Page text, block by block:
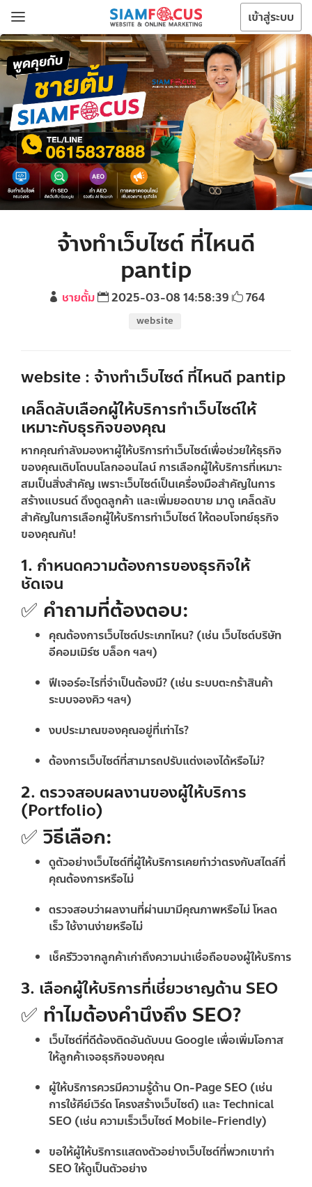
เข้าสู่ระบบ
จ้างทําเว็บไซต์ ที่ไหนดี
pantip
ชายตั้ม 2025-03-08 14:58:39 764
website
website : จ้างทําเว็บไซต์ ที่ไหนดี pantip
เคล็ดลับเลือกผู้ให้บริการทำเว็บไซต์ให้
เหมาะกับธุรกิจของคุณ
หากคุณกำลังมองหาผู้ให้บริการทำเว็บไซต์เพื่อช่วยให้ธุรกิจ
ของคุณเติบโตบนโลกออนไลน์การเลือกผู้ให้บริการที่เหมาะ
สมเป็นสิ่งสำคัญ เพราะเว็บไซต์เป็นเครื่องมือสำคัญในการ
สร้างแบรนด์ ดึงดูดลูกค้า และเพิ่มยอดขาย มาดู เคล็ดลับ
สำคัญในการเลือกผู้ให้บริการทำเว็บไซต์ให้ตอบโจทย์ธุรกิจ
ของคุณกัน!
1. กำหนดความต้องการของธุรกิจให้
ชัดเจน
✅ คำถามที่ต้องตอบ:
คุณต้องการเว็บไซต์ประเภทไหน? (เช่น เว็บไซต์บริษัท
อีคอมเมิร์ซ บล็อก ฯลฯ)
ฟีเจอร์อะไรที่จำเป็นต้องมี? (เช่น ระบบตะกร้าสินค้า
ระบบจองคิว ฯลฯ)
งบประมาณของคุณอยู่ที่เท่าไร?
ต้องการเว็บไซต์ที่สามารถปรับแต่งเองได้หรือไม่?
2. ตรวจสอบผลงานของผู้ให้บริการ
(Portfolio)
✅ วิธีเลือก:
ดูตัวอย่างเว็บไซต์ที่ผู้ให้บริการเคยทำว่าตรงกับสไตล์ที่
คุณต้องการหรือไม่
ตรวจสอบว่าผลงานที่ผ่านมามีคุณภาพหรือไม่ โหลด
เร็ว ใช้งานง่ายหรือไม่
เช็ครีวิวจากลูกค้าเก่าถึงความน่าเชื่อถือของผู้ให้บริการ
3. เลือกผู้ให้บริการที่เชี่ยวชาญด้าน SEO
✅ ทำไมต้องคำนึงถึง SEO?
เว็บไซต์ที่ดีต้องติดอันดับบน Google เพื่อเพิ่มโอกาส
ให้ลูกค้าเจอธุรกิจของคุณ
ผู้ให้บริการควรมีความรู้ด้านOn-Page SEO (เช่น
การใช้คีย์เวิร์ด โครงสร้างเว็บไซต์) และTechnical
SEO (เช่น ความเร็วเว็บไซต์ Mobile-Friendly)
ขอให้ผู้ให้บริการแสดงตัวอย่างเว็บไซต์ที่พวกเขาทำ
SEO ให้ดูเป็นตัวอย่าง